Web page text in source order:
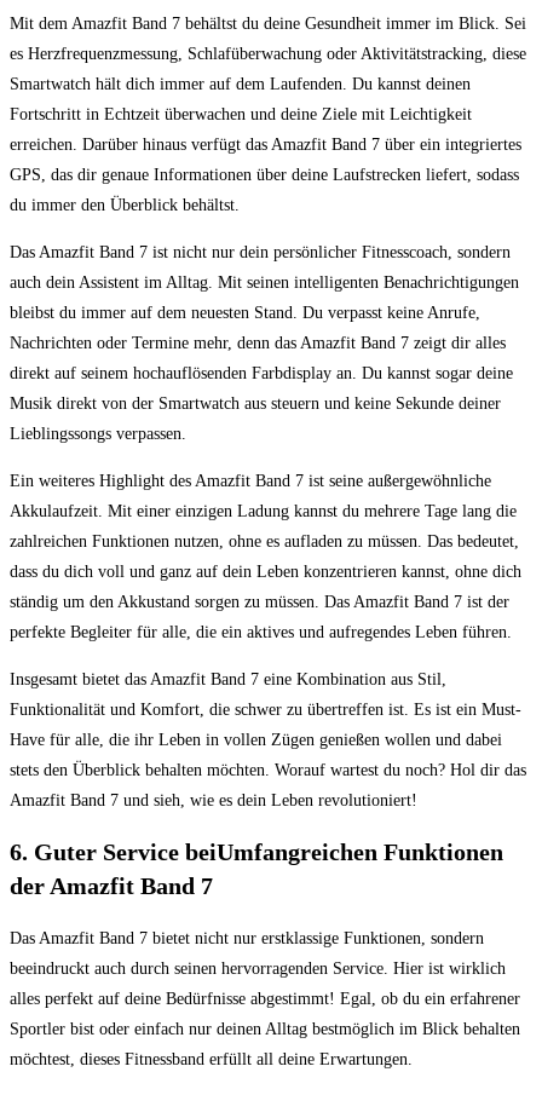
Mit dem Amazfit Band 7 behältst du deine Gesundheit immer im Blick. Sei
es Herzfrequenzmessung, Schlafüberwachung oder Aktivitätstracking, diese
Smartwatch hält dich immer auf dem Laufenden. Du kannst deinen
Fortschritt in Echtzeit überwachen und deine Ziele mit Leichtigkeit
erreichen. Darüber hinaus verfügt das Amazfit Band 7 über ein integriertes
GPS, das dir genaue Informationen über deine Laufstrecken liefert, sodass
du immer den Überblick behältst.
Das Amazfit Band 7 ist nicht nur dein persönlicher Fitnesscoach, sondern
auch dein Assistent im Alltag. Mit seinen intelligenten Benachrichtigungen
bleibst du immer auf dem neuesten Stand. Du verpasst keine Anrufe,
Nachrichten oder Termine mehr, denn das Amazfit Band 7 zeigt dir alles
direkt auf seinem hochauflösenden Farbdisplay an. Du kannst sogar deine
Musik direkt von der Smartwatch aus steuern und keine Sekunde deiner
Lieblingssongs verpassen.
Ein weiteres Highlight des Amazfit Band 7 ist seine außergewöhnliche
Akkulaufzeit. Mit einer einzigen Ladung kannst du mehrere Tage lang die
zahlreichen Funktionen nutzen, ohne es aufladen zu müssen. Das bedeutet,
dass du dich voll und ganz auf dein Leben konzentrieren kannst, ohne dich
ständig um den Akkustand sorgen zu müssen. Das Amazfit Band 7 ist der
perfekte Begleiter für alle, die ein aktives und aufregendes Leben führen.
Insgesamt bietet das Amazfit Band 7 eine Kombination aus Stil,
Funktionalität und Komfort, die schwer zu übertreffen ist. Es ist ein Must-
Have für alle, die ihr Leben in vollen Zügen genießen wollen und dabei
stets den Überblick behalten möchten. Worauf wartest du noch? Hol dir das
Amazfit Band 7 und sieh, wie es dein Leben revolutioniert!
6. Guter Service beiUmfangreichen Funktionen
der Amazfit Band 7
Das Amazfit Band 7 bietet nicht nur erstklassige Funktionen, sondern
beeindruckt auch durch seinen hervorragenden Service. Hier ist wirklich
alles perfekt auf deine Bedürfnisse abgestimmt! Egal, ob du ein erfahrener
Sportler bist oder einfach nur deinen Alltag bestmöglich im Blick behalten
möchtest, dieses Fitnessband erfüllt all deine Erwartungen.